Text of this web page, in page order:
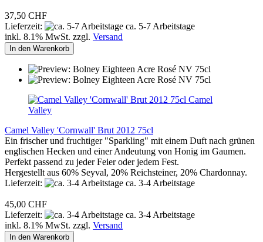
37,50 CHF
Lieferzeit:
ca. 5-7 Arbeitstage
inkl. 8.1% MwSt. zzgl. Versand
In den Warenkorb
Camel
Valley
Camel Valley 'Cornwall' Brut 2012 75cl
Ein frischer und fruchtiger "Sparkling" mit einem Duft nach grünen
englischen Hecken und einer Andeutung von Honig im Gaumen.
Perfekt passend zu jeder Feier oder jedem Fest.
Hergestellt aus 60% Seyval, 20% Reichsteiner, 20% Chardonnay.
Lieferzeit:
ca. 3-4 Arbeitstage
45,00 CHF
Lieferzeit:
ca. 3-4 Arbeitstage
inkl. 8.1% MwSt. zzgl. Versand
In den Warenkorb